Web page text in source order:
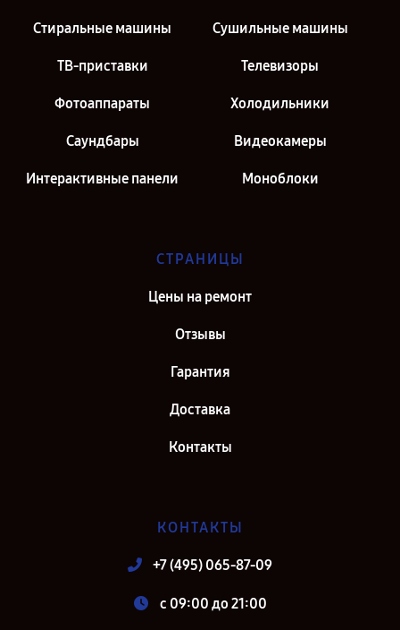
Стиральные машины Сушильные машины
ТВ-приставки Телевизоры
Фотоаппараты Холодильники
Саундбары Видеокамеры
Интерактивные панели Моноблоки
СТРАНИЦЫ
Цены на ремонт
Отзывы
Гарантия
Доставка
Контакты
КОНТАКТЫ
+7 (495) 065-87-09
c 09:00 до 21:00